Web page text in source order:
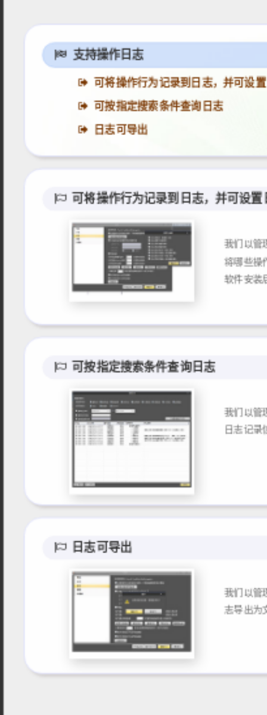
支持操作日志
可将操作行为记录到日志，并可设
可按指定搜索条件查询日志
日志可导出
可将操作行为记录到日志，并可设置
我们以管
将哪些操
可按指定搜索条件查询日志
我们以管
日志可导出
我们以管